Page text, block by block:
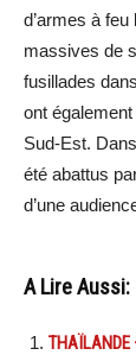
d’armes à
massives de
fusillades
ont
Sud-Est.
été abattus
d’une
A Lire Aussi:
THAÏLANDE